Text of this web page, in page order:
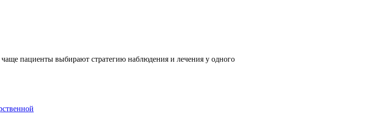
пациенты выбирают стратегию наблюдения и лечения у одного